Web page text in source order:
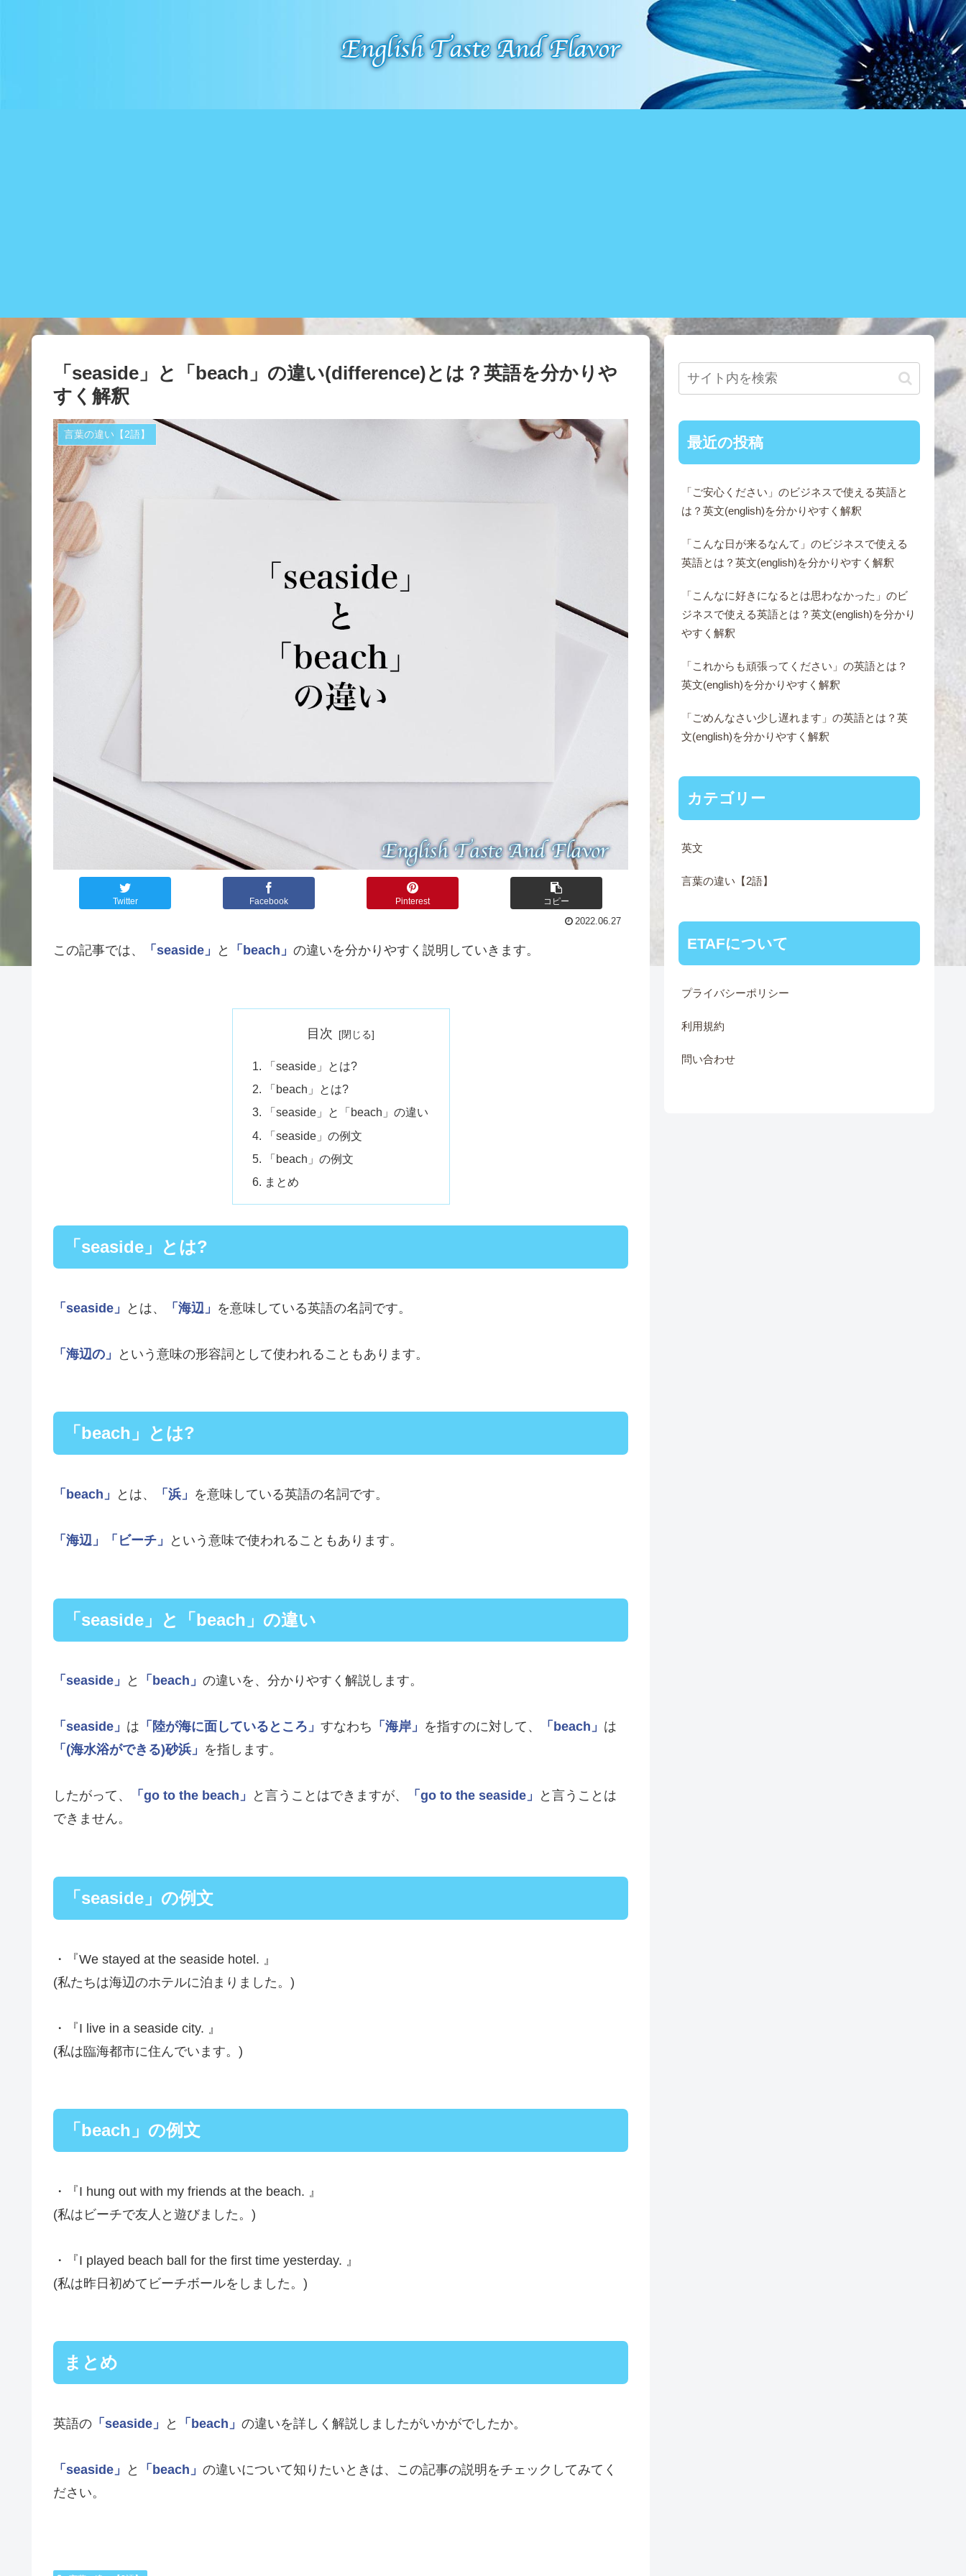
「seaside」と「beach」の違い(difference)とは？英語を分かりや
すく解釈
言葉の違い【2語】
Twitter Facebook Pinterest コピー
2022.06.27
この記事では、 「seaside」 と 「beach」 の違いを分かりやすく説明していきます。
目次
「seaside」とは?
「beach」とは?
「seaside」と「beach」の違い
「seaside」の例文
「beach」の例文
まとめ
「seaside」とは?
「seaside」 とは、 「海辺」 を意味している英語の名詞です。
「海辺の」 という意味の形容詞として使われることもあります。
「beach」とは?
「beach」 とは、 「浜」 を意味している英語の名詞です。
「海辺」 「ビーチ」 という意味で使われることもあります。
「seaside」と「beach」の違い
「seaside」 と 「beach」 の違いを、分かりやすく解説します。
「seaside」 は 「陸が海に面しているところ」 すなわち 「海岸」 を指すのに対して、 「beach」 は
「(海水浴ができる)砂浜」 を指します。
したがって、 「go to the beach」 と言うことはできますが、 「go to the seaside」
と言うことは
できません。
「seaside」の例文
・『We stayed at the seaside hotel. 』
(私たちは海辺のホテルに泊まりました。)
・『I live in a seaside city. 』
(私は臨海都市に住んでいます。)
「beach」の例文
・『I hung out with my friends at the beach. 』
(私はビーチで友人と遊びました。)
・『I played beach ball for the first time yesterday. 』
(私は昨日初めてビーチボールをしました。)
まとめ
英語の 「seaside」 と 「beach」 の違いを詳しく解説しましたがいかがでしたか。
「seaside」 と 「beach」 の違いについて知りたいときは、この記事の説明をチェックしてみてく
ださい。
最近の投稿
「ご安心ください」のビジネスで使える英語と
は？英文(english)を分かりやすく解釈
「こんな日が来るなんて」のビジネスで使える
英語とは？英文(english)を分かりやすく解釈
「こんなに好きになるとは思わなかった」のビ
ジネスで使える英語とは？英文(english)を分かり
やすく解釈
「これからも頑張ってください」の英語とは？
英文(english)を分かりやすく解釈
「ごめんなさい少し遅れます」の英語とは？英
文(english)を分かりやすく解釈
カテゴリー
英文
言葉の違い【2語】
ETAFについて
プライバシーポリシー
利用規約
問い合わせ